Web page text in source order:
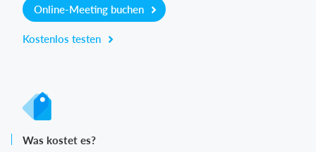
Online-Meeting buchen
Kostenlos testen
Was kostet es?